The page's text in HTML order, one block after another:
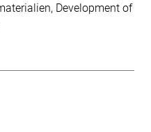
Development of